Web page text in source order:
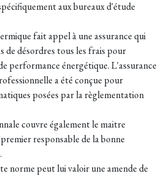
aux bureaux d'étude
fait appel à une assurance qui
de désordres tous les frais pour
performance énergétique. L'assurance
a été conçue pour
posées par la règlementation
couvre également le maitre
responsable de la bonne
norme peut lui valoir une amende de